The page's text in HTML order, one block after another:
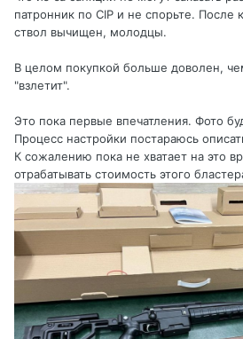
патронник по CIP и не спорьте. После
ствол вычищен, молодцы.
В целом покупкой больше доволен,
"взлетит".
Это пока первые впечатления. Фото
Процесс настройки постараюсь
К сожалению пока не хватает на это
отрабатывать стоимость этого